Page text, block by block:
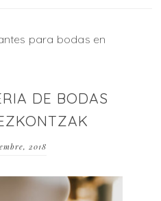
para bodas en
DE BODAS
2018